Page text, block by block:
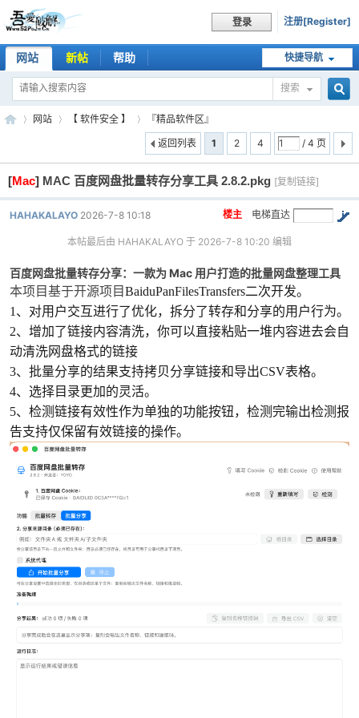
登录 注册[Register]
快捷导航
网站 新帖 帮助
搜索
吾
爱
»
网站
›
【 软件安全 】
›
『精品软件区』
1
2 4 / 4 页
返回列表
[Mac] MAC 百度网盘批量转存分享工具 2.8.2.pkg [复制链接]
电梯直达
楼主
HAHAKALAYO 2026-7-8 10:18
本帖最后由 HAHAKALAYO 于 2026-7-8 10:20 编辑
百度网盘批量转存分享：一款为 Mac 用户打造的批量网盘整理工具
本项目基于开源项目BaiduPanFilesTransfers二次开发。
1、对用户交互进行了优化，拆分了转存和分享的用户行为。
2、增加了链接内容清洗，你可以直接粘贴一堆内容进去会自
动清洗网盘格式的链接
3、批量分享的结果支持拷贝分享链接和导出CSV表格。
4、选择目录更加的灵活。
5、检测链接有效性作为单独的功能按钮，检测完输出检测报
告支持仅保留有效链接的操作。